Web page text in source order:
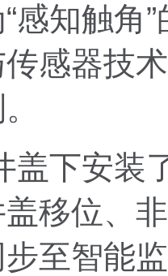
感知触角
感器技
下安装
移位、
至智能